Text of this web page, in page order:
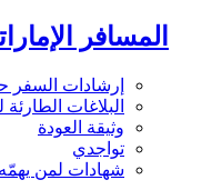
المسافر
إرشادات
البلاغات
وثيقة العودة
تواجدي
شهادات لمن يهمّه